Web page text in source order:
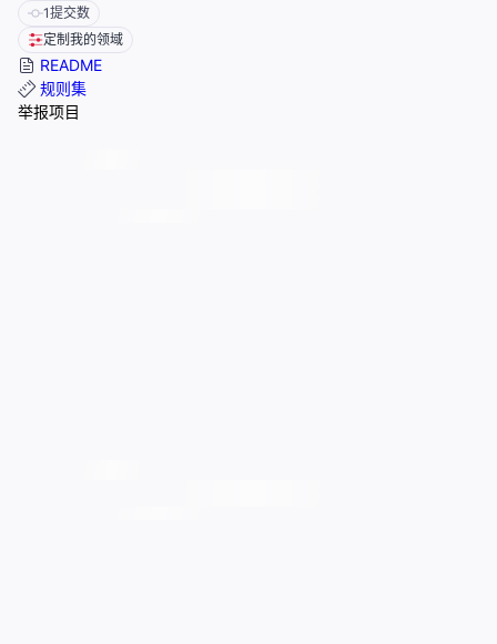
1提交数
定制我的领域
README
规则集
举报项目